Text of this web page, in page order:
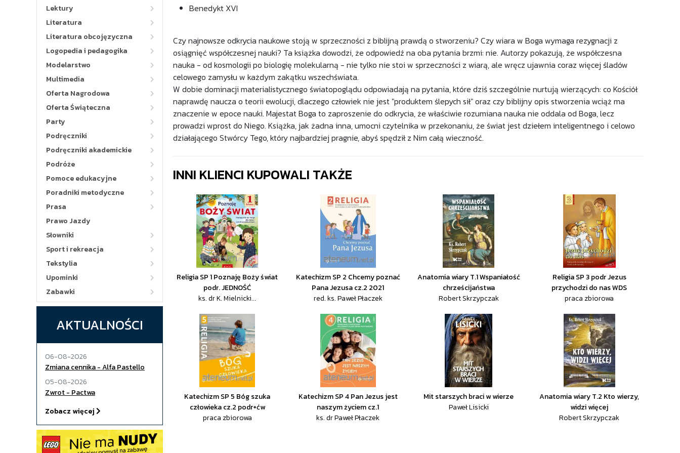
Lektury
Literatura
Literatura obcojęzyczna
Logopedia i pedagogika
Modelarstwo
Multimedia
Oferta Nagrodowa
Oferta Świąteczna
Party
Podręczniki
Podręczniki akademickie
Podróże
Pomoce edukacyjne
Poradniki metodyczne
Prasa
Prawo Jazdy
Słowniki
Sport i rekreacja
Tekstylia
Upominki
Zabawki
AKTUALNOŚCI
06-08-2026
Zmiana cennika - Alfa Pastello
05-08-2026
Zwrot - Pactwa
Zobacz więcej
Benedykt XVI
Czy najnowsze odkrycia naukowe stoją w sprzeczności z biblijną prawdą o stworzeniu? Czy wiara w Boga wymaga rezygnacji z
osiągnięć współczesnej nauki? Ta książka dowodzi, że odpowiedź na oba pytania brzmi: nie. Autorzy pokazują, że współczesna
nauka - od kosmologii po biologię molekularną - nie tylko nie stoi w sprzeczności z wiarą, ale wręcz ujawnia coraz więcej śladów
celowego zamysłu w każdym zakątku wszechświata.
W dobie dominacji materialistycznego światopoglądu odpowiadają na pytania, które dziś szczególnie nurtują wierzących: co Kościół
naprawdę naucza o teorii ewolucji, dlaczego człowiek nie jest "produktem ślepych sił" oraz czy biblijny opis stworzenia wciąż ma
znaczenie w epoce nauki. Majestat Boga to zaproszenie do odkrycia, że właściwie rozumiana nauka nie oddala od Boga, lecz
prowadzi wprost do Niego. Książka, jak żadna inna, umocni czytelnika w przekonaniu, że świat jest dziełem inteligentnego i celowo
działającego Stwórcy Tego, który najbardziej pragnie, abyś spędził z Nim całą wieczność.
INNI KLIENCI KUPOWALI TAKŻE
Religia SP 1 Poznaję Boży świat
podr. JEDNOŚĆ
ks. dr K. Mielnicki...
Katechizm SP 2 Chcemy poznać
Pana Jezusa cz.2 2021
red. ks. Paweł Płaczek
Anatomia wiary T.1 Wspaniałość
chrześcijaństwa
Robert Skrzypczak
Religia SP 3 podr Jezus
przychodzi do nas WDS
praca zbiorowa
Katechizm SP 5 Bóg szuka
człowieka cz.2 podr+ćw
praca zbiorowa
Katechizm SP 4 Pan Jezus jest
naszym życiem cz.1
ks. dr Paweł Płaczek
Mit starszych braci w wierze
Paweł Lisicki
Anatomia wiary T.2 Kto wierzy,
widzi więcej
Robert Skrzypczak